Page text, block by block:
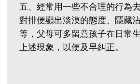
五、經常用一些不合理的行為
對排便顯出淡漠的態度、隱藏
等，父母可多留意孩子在日常
上述現象，以便及早糾正。